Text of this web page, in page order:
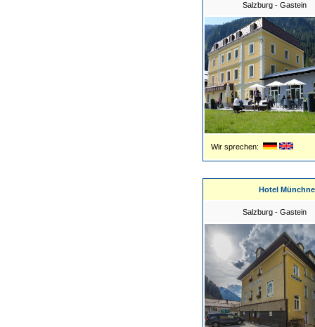
Salzburg - Gastein
Wir sprechen:
Hotel
Salzburg - Gastein